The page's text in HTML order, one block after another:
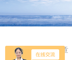
首页 >技术文章